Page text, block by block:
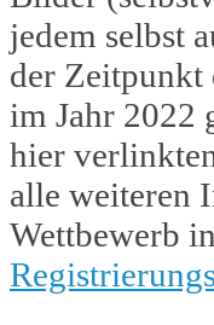
jedem selbst
der Zeitpunkt
im Jahr 2022
hier
alle weiteren
Wettbewerb